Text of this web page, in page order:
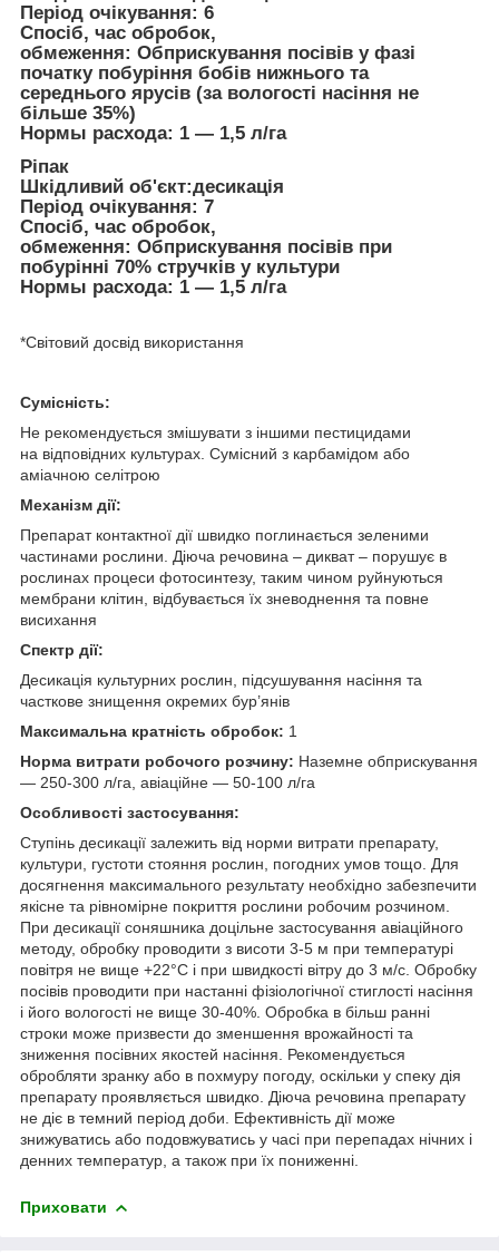
Період очікування: 6
Спосіб, час обробок,
обмеження: Обприскування посівів у фазі
початку побуріння бобів нижнього та
середнього ярусів (за вологості насіння не
більше 35%)
Нормы расхода: 1 — 1,5 л/га
Ріпак
Шкiдливий об'єкт:десикація
Період очікування: 7
Спосіб, час обробок,
обмеження: Обприскування посівів при
побурінні 70% стручків у культури
Нормы расхода: 1 — 1,5 л/га
*Свiтовий досвiд використання
Сумісність:
Не рекомендується змішувати з іншими пестицидами
на відповідних культурах. Сумісний з карбамідом або
аміачною селітрою
Механiзм дії:
Препарат контактної дії швидко поглинається зеленими
частинами рослини. Діюча речовина – дикват – порушує в
рослинах процеси фотосинтезу, таким чином руйнуються
мембрани клітин, відбувається їх зневоднення та повне
висихання
Спектр дії:
Десикація культурних рослин, підсушування насіння та
часткове знищення окремих бур’янів
Максимальна кратність обробок: 1
Норма витрати робочого розчину: Наземне обприскування
— 250-300 л/га, авіаційне — 50-100 л/га
Особливостi застосування:
Ступінь десикації залежить від норми витрати препарату,
культури, густоти стояння рослин, погодних умов тощо. Для
досягнення максимального результату необхідно забезпечити
якісне та рівномірне покриття рослини робочим розчином.
При десикації соняшника доцільне застосування авіаційного
методу, обробку проводити з висоти 3-5 м при температурі
повітря не вище +22°С і при швидкості вітру до 3 м/с. Обробку
посівів проводити при настанні фізіологічної стиглості насіння
і його вологості не вище 30-40%. Обробка в більш ранні
строки може призвести до зменшення врожайності та
зниження посівних якостей насіння. Рекомендується
обробляти зранку або в похмуру погоду, оскільки у спеку дія
препарату проявляється швидко. Діюча речовина препарату
не діє в темний період доби. Ефективність дії може
знижуватись або подовжуватись у часі при перепадах нічних і
денних температур, а також при їх пониженні.
Приховати